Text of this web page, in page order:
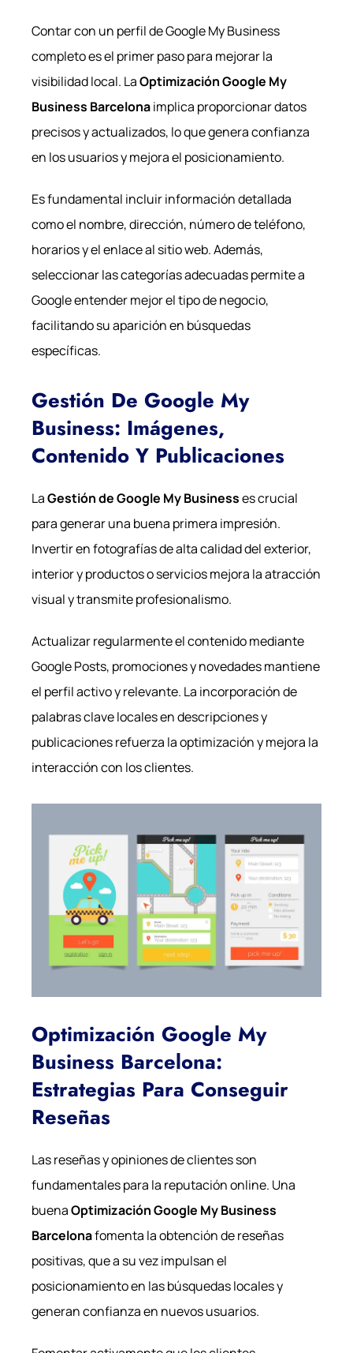
Contar con un perfil de Google My Business
completo es el primer paso para mejorar la
visibilidad local. LaOptimización Google My
Business Barcelonaimplica proporcionar datos
precisos y actualizados, lo que genera confianza
en los usuarios y mejora el posicionamiento.
Es fundamental incluir información detallada
como el nombre, dirección, número de teléfono,
horarios y el enlace al sitio web. Además,
seleccionar las categorías adecuadas permite a
Google entender mejor el tipo de negocio,
facilitando su aparición en búsquedas
específicas.
Gestión De Google My
Business: Imágenes,
Contenido Y Publicaciones
LaGestión de Google My Businesses crucial
para generar una buena primera impresión.
Invertir en fotografías de alta calidad del exterior,
interior y productos o servicios mejora la atracción
visual y transmite profesionalismo.
Actualizar regularmente el contenido mediante
Google Posts, promociones y novedades mantiene
el perfil activo y relevante. La incorporación de
palabras clave locales en descripciones y
publicaciones refuerza la optimización y mejora la
interacción con los clientes.
Optimización Google My
Business Barcelona:
Estrategias Para Conseguir
Reseñas
Las reseñas y opiniones de clientes son
fundamentales para la reputación online. Una
buenaOptimización Google My Business
Barcelonafomenta la obtención de reseñas
positivas, que a su vez impulsan el
posicionamiento en las búsquedas locales y
generan confianza en nuevos usuarios.